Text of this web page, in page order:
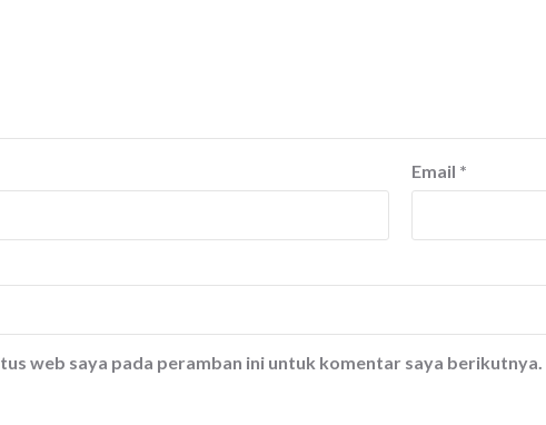
Email *
web saya pada peramban ini untuk komentar saya berikutnya.